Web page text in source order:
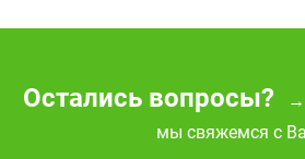
Остались вопросы? →
мы свяжемся с